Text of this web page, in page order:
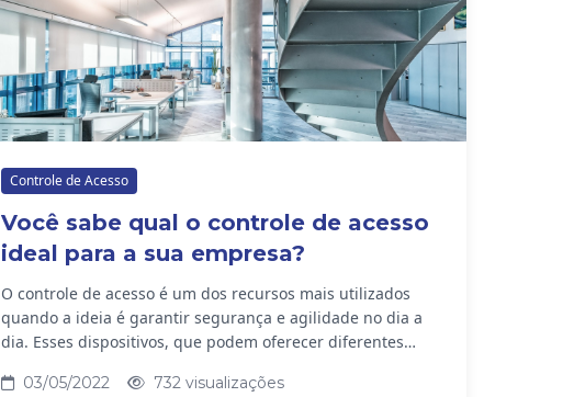
Controle de Acesso
Você sabe qual o controle de acesso
ideal para a sua empresa?
O controle de acesso é um dos recursos mais utilizados
quando a ideia é garantir segurança e agilidade no dia a
dia. Esses dispositivos, que podem oferecer diferentes
03/05/2022 732 visualizações